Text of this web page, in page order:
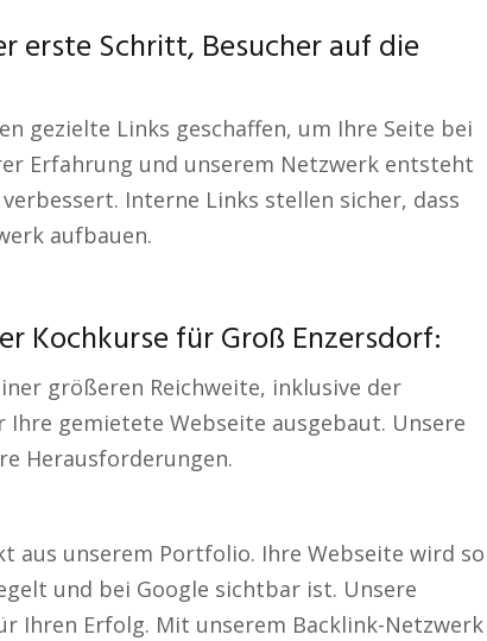
erste Schritt, Besucher auf die
gezielte Links geschaffen, um Ihre Seite bei
Erfahrung und unserem Netzwerk entsteht
Interne Links stellen sicher, dass
aufbauen.
Kochkurse für Groß Enzersdorf:
größeren Reichweite, inklusive der
gemietete Webseite ausgebaut. Unsere
Herausforderungen.
aus unserem Portfolio. Ihre Webseite wird so
und bei Google sichtbar ist. Unsere
Ihren Erfolg. Mit unserem Backlink-Netzwerk